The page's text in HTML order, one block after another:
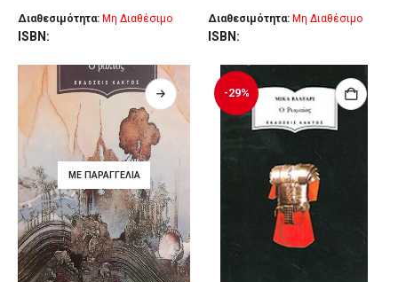
was:
€13.42.
τιμή
είναι:
Διαθεσιμότητα: Μη Διαθέσιμο
ISBN:
Διαθεσιμότητα: Μη Διαθέσιμο
ISBN:
ΜΕ ΠΑΡΑΓΓΕΛΊΑ
-29%